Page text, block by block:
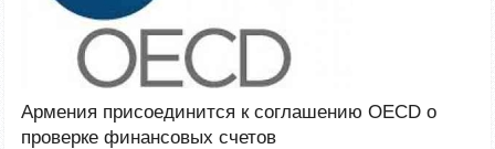
Армения присоединится к соглашению OECD о
проверке финансовых счетов